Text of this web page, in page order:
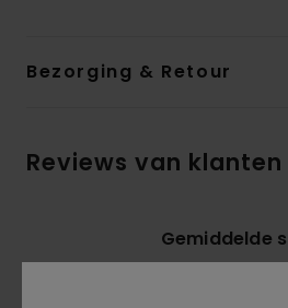
Bezorging & Retour
Reviews van klanten
Gemiddelde
5.0